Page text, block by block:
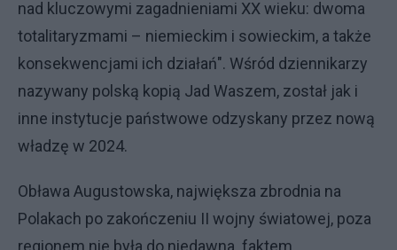
nad kluczowymi zagadnieniami XX wieku: dwoma
totalitaryzmami – niemieckim i sowieckim, a także
konsekwencjami ich działań". Wśród dziennikarzy
nazywany polską kopią Jad Waszem, został jak i
inne instytucje państwowe odzyskany przez nową
władzę w 2024.
Obława Augustowska, największa zbrodnia na
Polakach po zakończeniu II wojny światowej, poza
regionem nie była do niedawna faktem